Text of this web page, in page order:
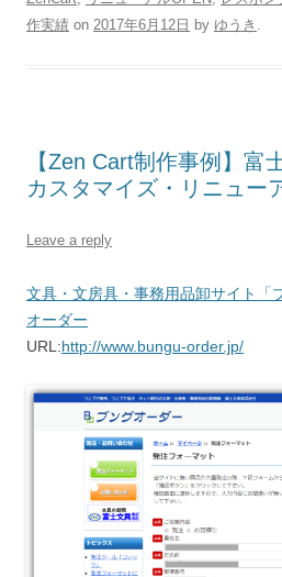
作実績 on 2017年6月12日 by ゆうき
【Zen Cart制作事例】
カスタマイズ・リニュー
Leave a reply
文具・文房具・事務用品卸サイト「
オーダー
URL:http://www.bungu-order.jp/